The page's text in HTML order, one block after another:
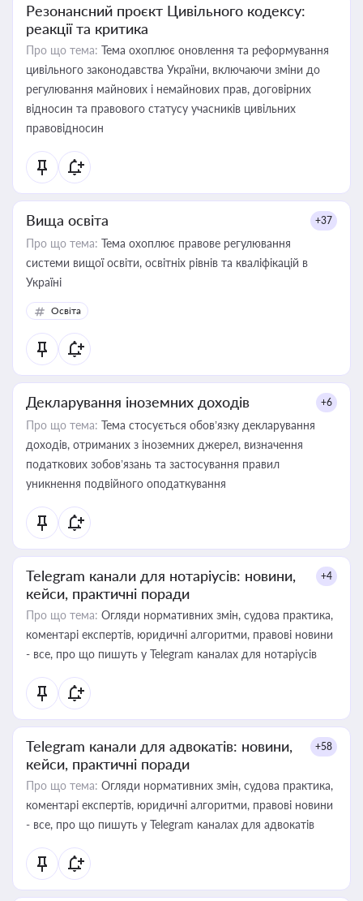
Резонансний проєкт Цивільного кодексу:
реакції та критика
Про що тема: Тема охоплює оновлення та реформування
цивільного законодавства України, включаючи зміни до
регулювання майнових і немайнових прав, договірних
відносин та правового статусу учасників цивільних
правовідносин
Вища освіта +37
Про що тема: Тема охоплює правове регулювання
системи вищої освіти, освітніх рівнів та кваліфікацій в
Україні
Освіта
Декларування іноземних доходів +6
Про що тема: Тема стосується обов’язку декларування
доходів, отриманих з іноземних джерел, визначення
податкових зобов’язань та застосування правил
уникнення подвійного оподаткування
Telegram канали для нотаріусів: новини,
кейси, практичні поради
+4
Про що тема: Огляди нормативних змін, судова практика,
коментарі експертів, юридичні алгоритми, правові новини
- все, про що пишуть у Telegram каналах для нотаріусів
Telegram канали для адвокатів: новини,
кейси, практичні поради
+58
Про що тема: Огляди нормативних змін, судова практика,
коментарі експертів, юридичні алгоритми, правові новини
- все, про що пишуть у Telegram каналах для адвокатів